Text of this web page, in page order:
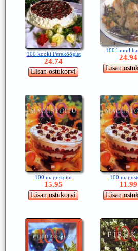
100 kooki Pereköögist
24.74
100
24.94
100 magustoitu
15.95
100
11.99